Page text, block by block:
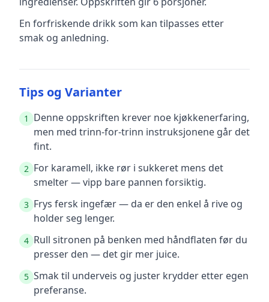
En forfriskende drikk som kan tilpasses etter
smak og anledning.
Tips og Varianter
1
Denne oppskriften krever noe kjøkkenerfaring,
men med trinn-for-trinn instruksjonene går det
fint.
2 For karamell, ikke rør i sukkeret mens det
smelter — vipp bare pannen forsiktig.
3 Frys fersk ingefær — da er den enkel å rive og
holder seg lenger.
4 Rull sitronen på benken med håndflaten før du
presser den — det gir mer juice.
5 Smak til underveis og juster krydder etter egen
preferanse.